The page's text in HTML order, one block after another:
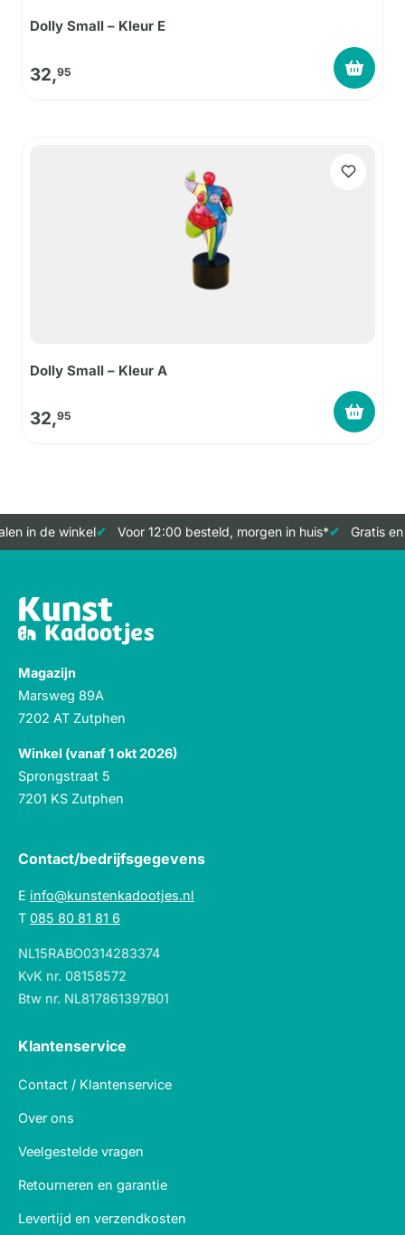
Dolly Small – Kleur E
32,95
Dolly Small – Kleur A
32,95
in de winkel Voor 12:00 besteld, morgen in huis* Gratis
Magazijn
Marsweg 89A
7202 AT Zutphen
Winkel (vanaf 1 okt 2026)
Sprongstraat 5
7201 KS Zutphen
Contact/bedrijfsgegevens
E info@kunstenkadootjes.nl
T 085 80 81 81 6
NL15RABO0314283374
KvK nr. 08158572
Btw nr. NL817861397B01
Klantenservice
Contact / Klantenservice
Over ons
Veelgestelde vragen
Retourneren en garantie
Levertijd en verzendkosten